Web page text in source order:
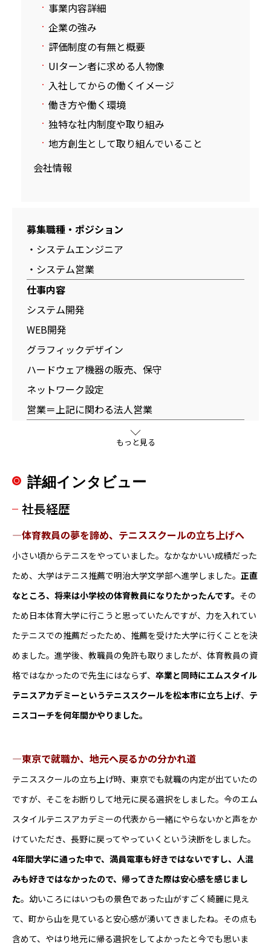
事業内容詳細
企業の強み
評価制度の有無と概要
UIターン者に求める人物像
入社してからの働くイメージ
働き方や働く環境
独特な社内制度や取り組み
地方創生として取り組んでいること
会社情報
募集職種・ポジション
・システムエンジニア
・システム営業
仕事内容
システム開発
WEB開発
グラフィックデザイン
ハードウェア機器の販売、保守
ネットワーク設定
営業＝上記に関わる法人営業
【賞与】
合計1～3か月分を7月/12月に支給
※業績によって異なります
※昨年実績：2.3ヶ月分支給
募集背景
この度、事業拡大成長をするにあたり、開発業務
や法人営業を担当していただく方を募集します。
将来的には弊社での中核社員として活躍していた
だける方を募集します。
求める人物・スキル・経験
・明るくコミュニケーションが取れる方
勤務時間（就業時間）
8:30 ～ 17:30
（所定労働時間：8時間／休憩時間：1時間）
※月平均残業：10時間
試用期間
もっと見る
詳細インタビュー
社長経歴
―体育教員の夢を諦め、テニススクールの立ち上げへ
小さい頃からテニスをやっていました。なかなかいい成績だった
ため、大学はテニス推薦で明治大学文学部へ進学しました。 正直
なところ、将来は小学校の体育教員になりたかったんです。 その
ため日本体育大学に行こうと思っていたんですが、力を入れてい
たテニスでの推薦だったため、推薦を受けた大学に行くことを決
めました。進学後、教職員の免許も取りましたが、体育教員の資
格ではなかったので先生にはならず、 卒業と同時にエムスタイル
テニスアカデミーというテニススクールを松本市に立ち上げ、 テ
ニスコーチを何年間かやりました。
―東京で就職か、地元へ戻るかの分かれ道
テニススクールの立ち上げ時、東京でも就職の内定が出ていたの
ですが、そこをお断りして地元に戻る選択をしました。今のエム
スタイルテニスアカデミーの代表から一緒にやらないかと声をか
けていただき、長野に戻ってやっていくという決断をしました。
4年間大学に通った中で、満員電車も好きではないですし、人混
みも好きではなかったので、帰ってきた際は安心感を感じまし
た。幼いころにはいつもの景色であった山がすごく綺麗に見え
て、町から山を見ていると安心感が湧いてきましたね。その点も
含めて、やはり地元に帰る選択をしてよかったと今でも思いま